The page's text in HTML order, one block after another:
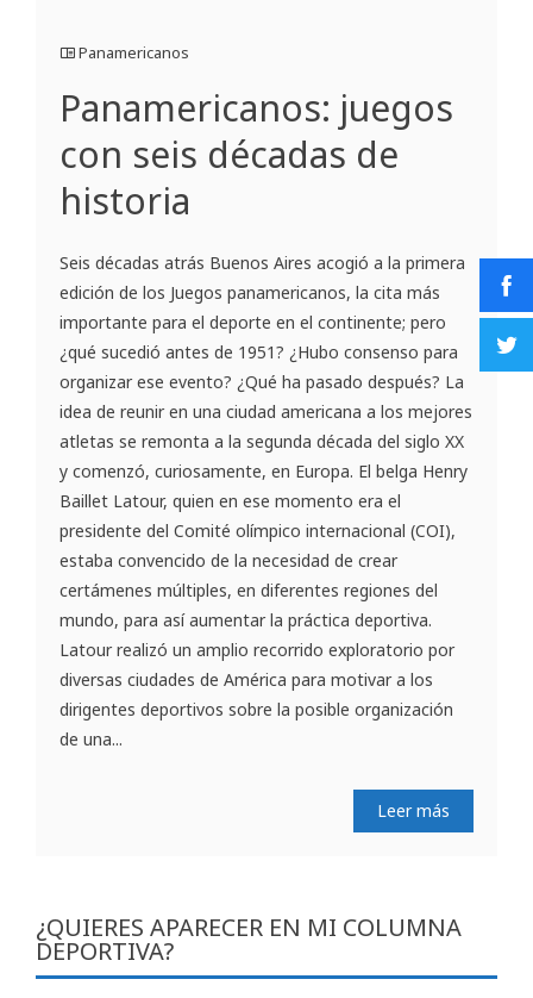
Panamericanos
Panamericanos: juegos
con seis décadas de
historia
Seis décadas atrás Buenos Aires acogió a la primera
edición de los Juegos panamericanos, la cita más
importante para el deporte en el continente; pero
¿qué sucedió antes de 1951? ¿Hubo consenso para
organizar ese evento? ¿Qué ha pasado después? La
idea de reunir en una ciudad americana a los mejores
atletas se remonta a la segunda década del siglo XX
y comenzó, curiosamente, en Europa. El belga Henry
Baillet Latour, quien en ese momento era el
presidente del Comité olímpico internacional (COI),
estaba convencido de la necesidad de crear
certámenes múltiples, en diferentes regiones del
mundo, para así aumentar la práctica deportiva.
Latour realizó un amplio recorrido exploratorio por
diversas ciudades de América para motivar a los
dirigentes deportivos sobre la posible organización
de una...
Leer más
¿QUIERES APARECER EN MI COLUMNA
DEPORTIVA?